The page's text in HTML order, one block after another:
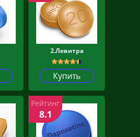
2.Левитра
Купить
Рейтинг
8.1